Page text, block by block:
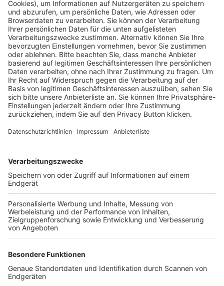
Pässe und Vereinswechsel
Trainerausbildung
Schulungsangebot Vereinsmitarbeiter
BFV-Geschäftsstellen
Trainerbörse
Login SpielPlus
FOLGE DEM BFV
TOP-VEREINE
TOP-PARTNER